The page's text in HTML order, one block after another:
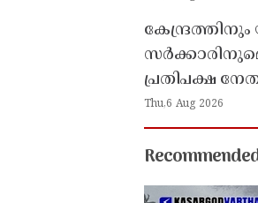
പ്രതിപക്ഷ
Thu,6 Aug 2026